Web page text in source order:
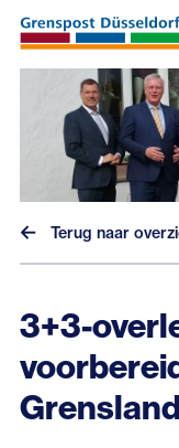
Nieuws
Interviews
Terug naar
3+3-